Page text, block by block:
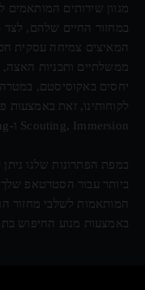
מגוון שירותים המותאמים
במחזור החיים שלהם, לצד
המאיצים צמיחה עסקית
ממשלתיים ותכניות האצה,
יחסים באקוסיסטם,
לקוחותינו, זאת באמצעות
Scouting, Immersion ו-Soft Landing.
במפת הפתרונות שלנו
ביותר עבור הסטרטאפ
המותאמות לשלבי מחזור
באמצעות מנוע החיפוש